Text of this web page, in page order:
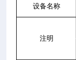
设备名称
注明